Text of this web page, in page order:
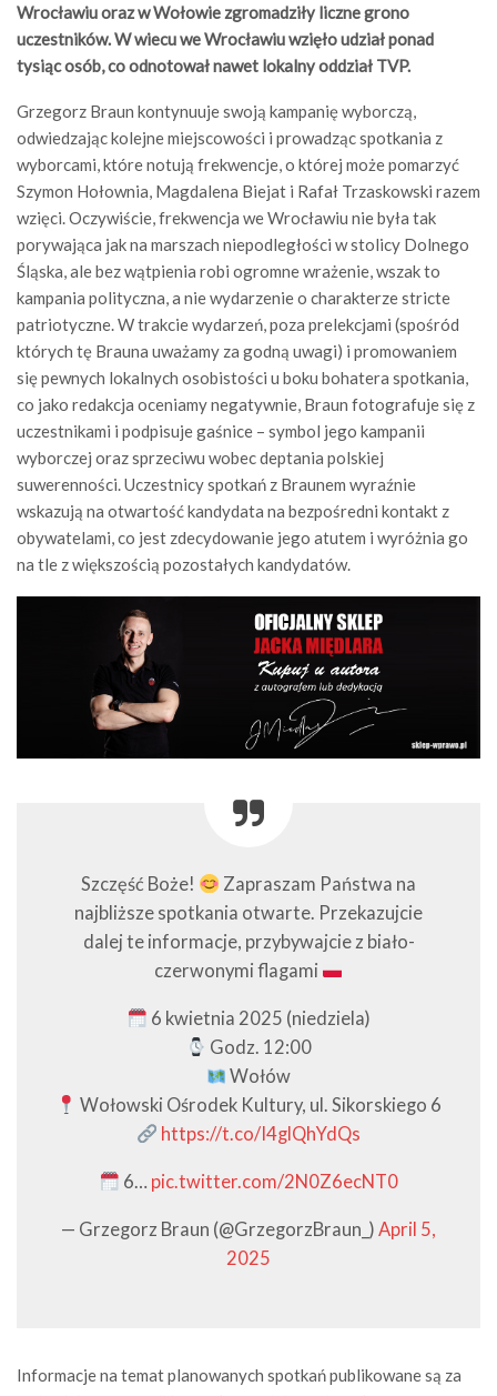
Wrocławiu oraz w Wołowie zgromadziły liczne grono
uczestników. W wiecu we Wrocławiu wzięło udział ponad
tysiąc osób, co odnotował nawet lokalny oddział TVP.
Grzegorz Braun kontynuuje swoją kampanię wyborczą,
odwiedzając kolejne miejscowości i prowadząc spotkania z
wyborcami, które notują frekwencje, o której może pomarzyć
Szymon Hołownia, Magdalena Biejat i Rafał Trzaskowski razem
wzięci. Oczywiście, frekwencja we Wrocławiu nie była tak
porywająca jak na marszach niepodległości w stolicy Dolnego
Śląska, ale bez wątpienia robi ogromne wrażenie, wszak to
kampania polityczna, a nie wydarzenie o charakterze stricte
patriotyczne. W trakcie wydarzeń, poza prelekcjami (spośród
których tę Brauna uważamy za godną uwagi) i promowaniem
się pewnych lokalnych osobistości u boku bohatera spotkania,
co jako redakcja oceniamy negatywnie, Braun fotografuje się z
uczestnikami i podpisuje gaśnice – symbol jego kampanii
wyborczej oraz sprzeciwu wobec deptania polskiej
suwerenności. Uczestnicy spotkań z Braunem wyraźnie
wskazują na otwartość kandydata na bezpośredni kontakt z
obywatelami, co jest zdecydowanie jego atutem i wyróżnia go
na tle z większością pozostałych kandydatów.
Szczęść Boże!
Zapraszam Państwa na
najbliższe spotkania otwarte. Przekazujcie
dalej te informacje, przybywajcie z biało-
czerwonymi flagami
6 kwietnia 2025 (niedziela)
Godz. 12:00
Wołów
Wołowski Ośrodek Kultury, ul. Sikorskiego 6
https://t.co/I4glQhYdQs
6… pic.twitter.com/2N0Z6ecNT0
— Grzegorz Braun (@GrzegorzBraun_) April 5,
2025
Informacje na temat planowanych spotkań publikowane są za